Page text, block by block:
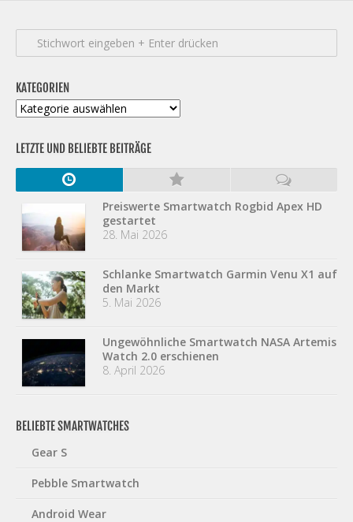
KATEGORIEN
Kategorien
LETZTE UND BELIEBTE BEITRÄGE
Preiswerte Smartwatch Rogbid Apex HD
gestartet
28. Mai 2026
Schlanke Smartwatch Garmin Venu X1 auf
den Markt
5. Mai 2026
Ungewöhnliche Smartwatch NASA Artemis
Watch 2.0 erschienen
8. April 2026
BELIEBTE SMARTWATCHES
Gear S
Pebble Smartwatch
Android Wear